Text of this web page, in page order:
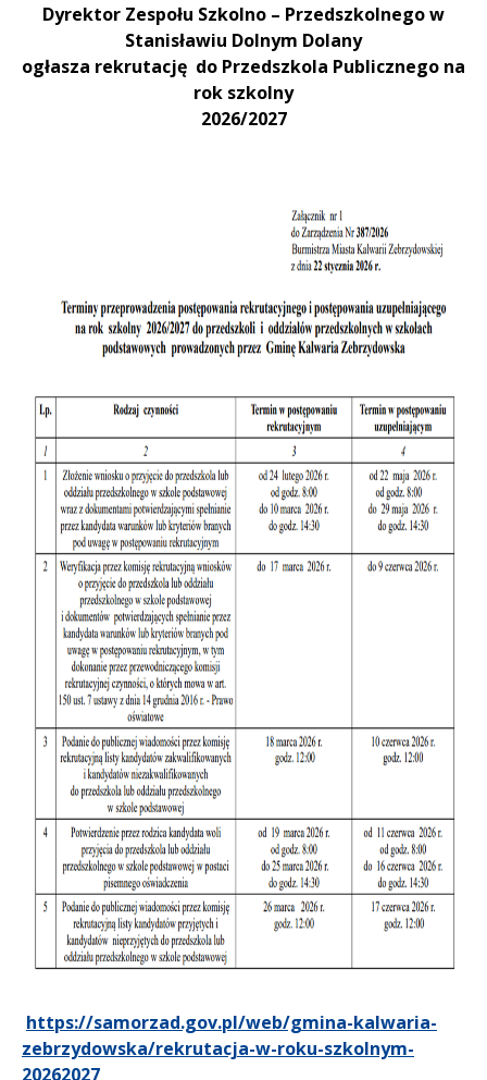
Dyrektor Zespołu Szkolno – Przedszkolnego w
Stanisławiu Dolnym Dolany
ogłasza rekrutację do Przedszkola Publicznego na
rok szkolny
2026/2027
https://samorzad.gov.pl/web/gmina-kalwaria-
zebrzydowska/rekrutacja-w-roku-szkolnym-
20262027